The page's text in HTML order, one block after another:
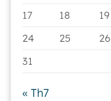
17
18 19
24
25 26
31
« Th7